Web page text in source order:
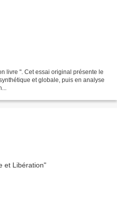
livre ". Cet essai original présente le
et globale, puis en analyse